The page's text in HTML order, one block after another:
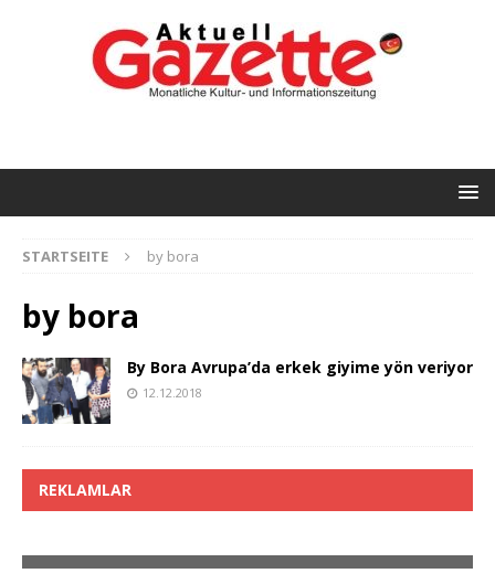
STARTSEITE by bora
by bora
By Bora Avrupa’da erkek giyime yön veriyor
12.12.2018
REKLAMLAR